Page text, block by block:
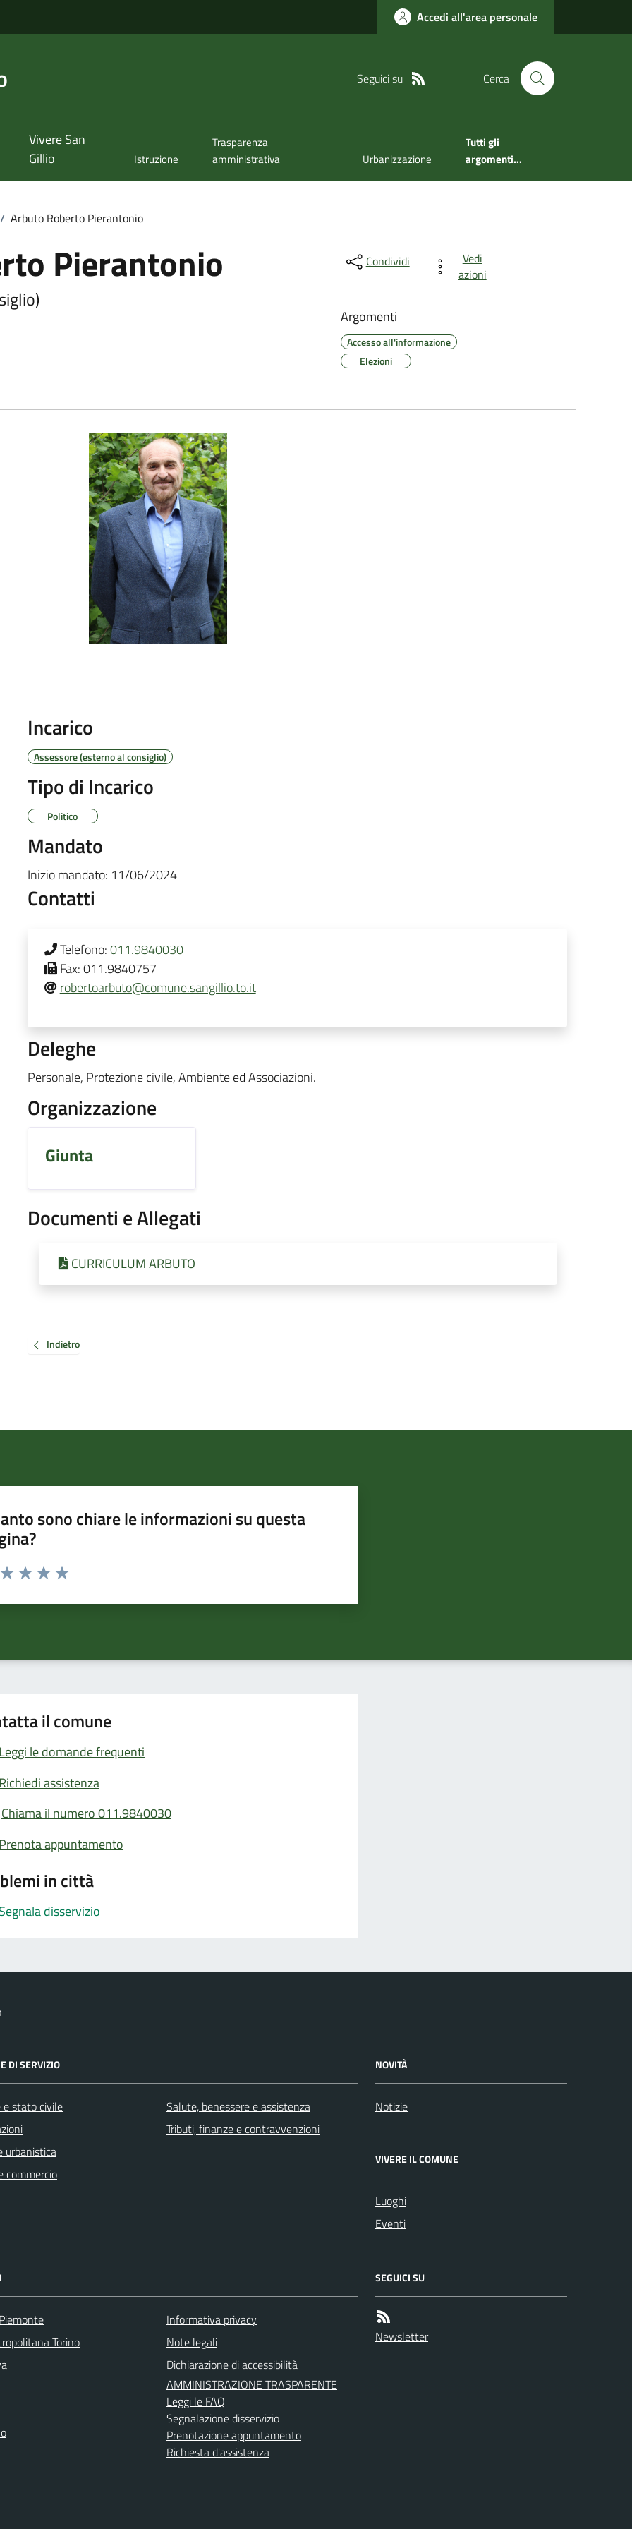
Accedi all'area personale
Seguici su Cerca
Vivere San
Gillio
Istruzione
Trasparenza
amministrativa
Urbanizzazione
Tutti gli
argomenti...
/ Arbuto Roberto Pierantonio
Pierantonio Condividi
Vedi
azioni
Argomenti
Accesso all'informazione
Elezioni
Incarico
Assessore (esterno al consiglio)
Tipo di Incarico
Politico
Mandato
Inizio mandato: 11/06/2024
Contatti
Telefono:011.9840030
Fax:011.9840757
robertoarbuto@comune.sangillio.to.it
Deleghe
Personale, Protezione civile, Ambiente ed Associazioni.
Organizzazione
Giunta
Documenti e Allegati
CURRICULUM ARBUTO
Indietro
sono chiare le informazioni su questa
da 1 a 5 stelle la pagina
il comune
Leggi le domande frequenti
Richiedi assistenza
Chiama il numero 011.9840030
Prenota appuntamento
in città
Segnala disservizio
DI SERVIZIO
e stato civile
urbanistica
commercio
Salute, benessere e assistenza
Tributi, finanze e contravvenzioni
NOVITÀ
Notizie
VIVERE IL COMUNE
Luoghi
Eventi
Torino
Informativa privacy
Note legali
Dichiarazione di accessibilità
AMMINISTRAZIONE TRASPARENTE
Leggi le FAQ
Segnalazione disservizio
Prenotazione appuntamento
Richiesta d'assistenza
SEGUICI SU
Newsletter